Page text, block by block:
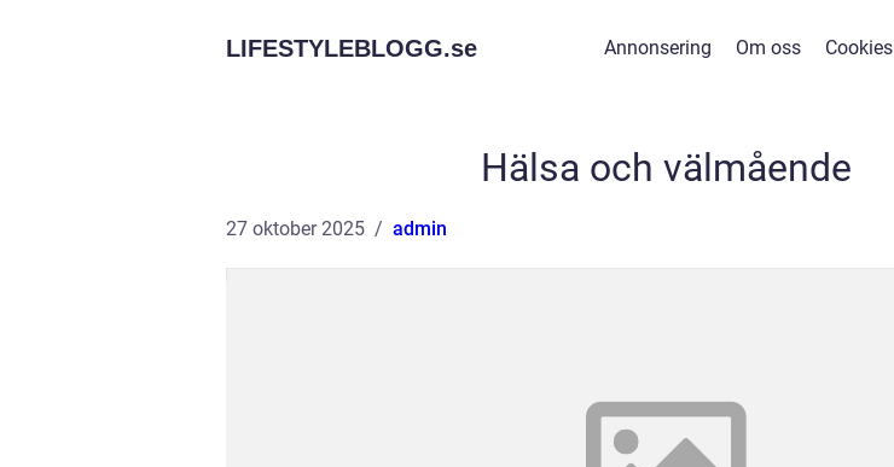
LIFESTYLEBLOGG.se Annonsering Om oss Cookies
Hälsa och välmående
27 oktober 2025 admin